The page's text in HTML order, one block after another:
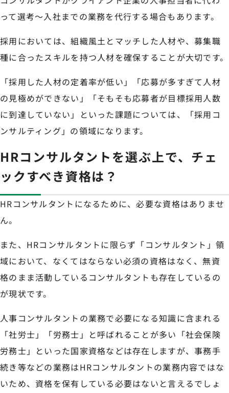
って選考～入社までの業務を代行する場合もあります。
採用においては、組織風土とマッチした人材や、募集職
種に合ったスキルを持つ人材を確保することが大切です。
「採用した人材の定着率が低い」「応募が多すぎて人材
の見極めができない」「そもそも応募者が目標採用人数
に到達していない」といった課題については、「採用コ
ンサルティング」の領域になります。
HRコンサルタントを選ぶ上で、チェ
ックすべき資格は？
HRコンサルタントになるために、必要な資格はありませ
ん。
また、HRコンサルタントに限らず「コンサルタント」領
域において、なくてはならない必須の資格はなく、無資
格のまま活動しているコンサルタントも存在しているの
が現状です。
人事コンサルタントの業務で必要になる知識に含まれる
「社労士」「労務士」と呼ばれることが多い「社会保険
労務士」といった国家資格などは存在しますが、事務手
続き等などの業務はHRコンサルタントの業務内容ではな
いため、資格を保有している必要はないと言えるでしょ